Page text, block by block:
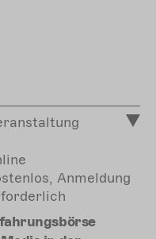
Anmeldung